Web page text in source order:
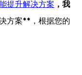
提升解决方案 ，我
方案**，根据您的